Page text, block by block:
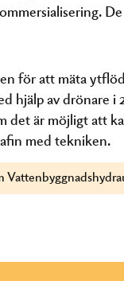
för att mäta
hjälp av drönare i
det är möjligt att
med tekniken.